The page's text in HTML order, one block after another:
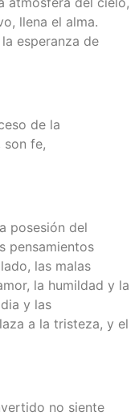
llena el alma.
esperanza de
de la
son fe,
posesión del
pensamientos
las malas
la humildad y la
y las
a la tristeza, y el
no siente